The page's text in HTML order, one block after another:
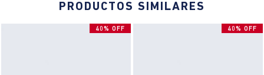
PRODUCTOS SIMILARES
40% OFF 40% OFF